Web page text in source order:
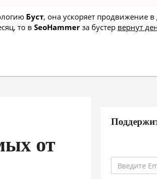
Буст, она ускоряет продвижение в
то в SeoHammer за бустер вернут
от